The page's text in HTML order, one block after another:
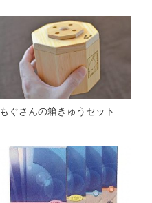
もぐさんの箱きゅうセット